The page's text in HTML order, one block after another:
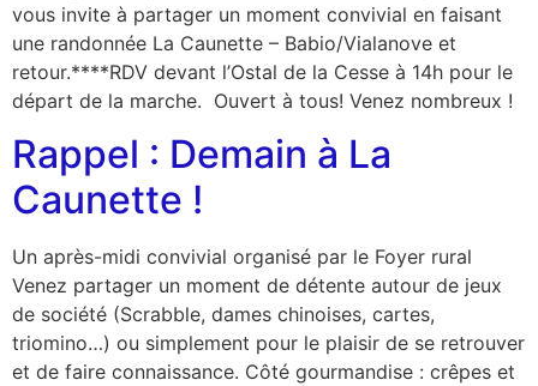
vous invite à partager un moment convivial en faisant
une randonnée La Caunette – Babio/Vialanove et
retour.****RDV devant l’Ostal de la Cesse à 14h pour le
départ de la marche. Ouvert à tous! Venez nombreux !
Rappel : Demain à La
Caunette !
Un après-midi convivial organisé par le Foyer rural
Venez partager un moment de détente autour de jeux
de société (Scrabble, dames chinoises, cartes,
triomino…) ou simplement pour le plaisir de se retrouver
et de faire connaissance. Côté gourmandise : crêpes et